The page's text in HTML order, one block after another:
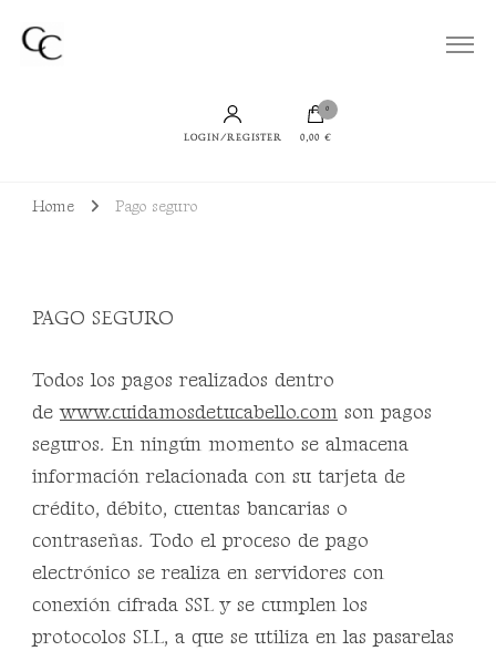
Cuidamos de tu Cabello
Todo lo que necesitas para lucir un cabello bien cuidado, sano y con productos
sostenibles
LOGIN/REGISTER
0
0,00 €
Home Pago seguro
PAGO SEGURO
Todos los pagos realizados dentro
dewww.cuidamosdetucabello.com son pagos
seguros. En ningún momento se almacena
información relacionada con su tarjeta de
crédito, débito, cuentas bancarias o
contraseñas. Todo el proceso de pago
electrónico se realiza en servidores con
conexión cifrada SSL y se cumplen los
protocolos SLL, a que se utiliza en las pasarelas